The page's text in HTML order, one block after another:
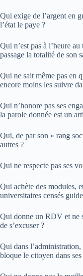
Qui exige de l’argent en
l’état le paye ?
Qui n’est pas à l’heure
passage la totalité de son
Qui ne sait même pas en
encore moins les suivre
Qui n’honore pas ses
la parole donnée est un
Qui, de par son « rang
autres ?
Qui ne respecte pas ses
Qui achète des modules,
universitaires censés
Qui donne un RDV et ne
de s’excuser ?
Qui dans
bloque le citoyen dans ses